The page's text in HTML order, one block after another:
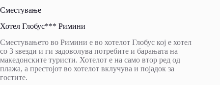
Сместување
Хотел Глобус*** Римини
Сместувањето во Римини е во хотелот Глобус кој е хотел
со 3 ѕвезди и ги задоволува потребите и барањата на
македонските туристи. Хотелот е на само втор ред од
плажа, а престојот во хотелот вклучува и појадок за
гостите.